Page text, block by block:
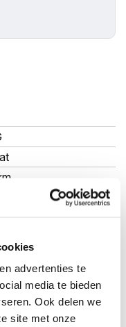
advertenties te
media te bieden
Ook delen we
site met onze